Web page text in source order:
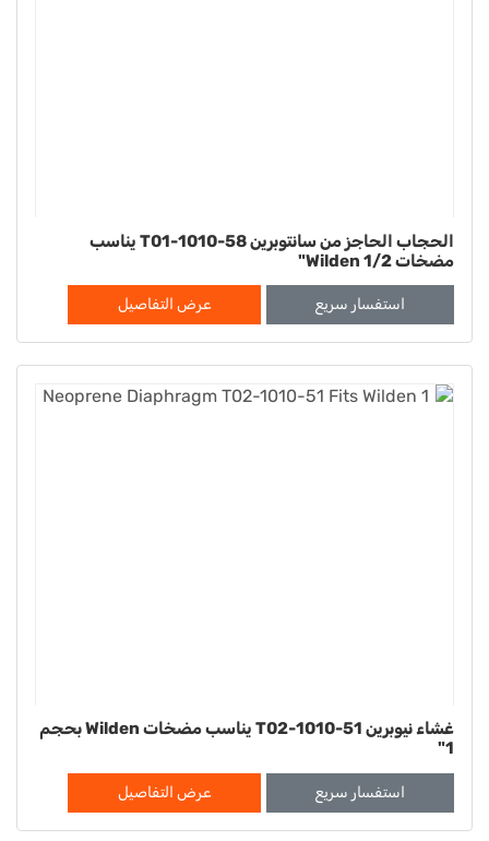
الحجاب الحاجز من سانتوبرين T01-1010-58 يناسب
مضخات Wilden 1/2"
استفسار سريع عرض التفاصيل
غشاء نيوبرين T02-1010-51 يناسب مضخات Wilden بحجم
1"
استفسار سريع عرض التفاصيل